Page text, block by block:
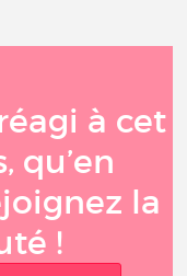
à cet
qu’en
la
!